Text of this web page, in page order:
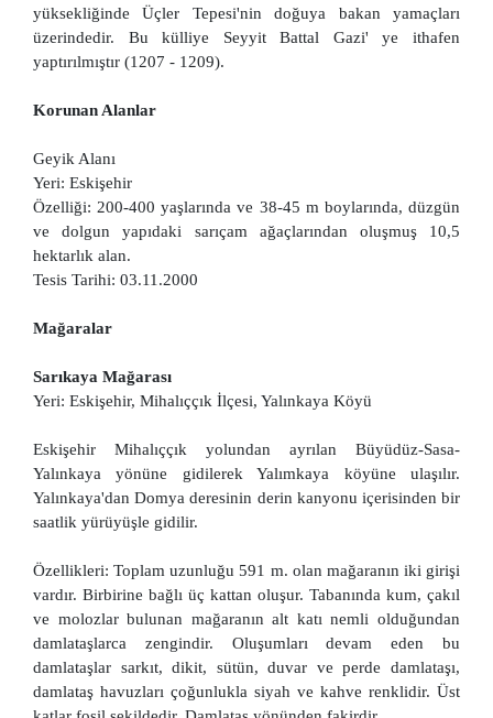
yüksekliğinde Üçler Tepesi'nin doğuya bakan yamaçları
üzerindedir. Bu külliye Seyyit Battal Gazi' ye ithafen
yaptırılmıştır (1207 - 1209).
Korunan Alanlar
Geyik Alanı
Yeri: Eskişehir
Özelliği: 200-400 yaşlarında ve 38-45 m boylarında, düzgün
ve dolgun yapıdaki sarıçam ağaçlarından oluşmuş 10,5
hektarlık alan.
Tesis Tarihi: 03.11.2000
Mağaralar
Sarıkaya Mağarası
Yeri: Eskişehir, Mihalıççık İlçesi, Yalınkaya Köyü
Eskişehir Mihalıççık yolundan ayrılan Büyüdüz-Sasa-
Yalınkaya yönüne gidilerek Yalımkaya köyüne ulaşılır.
Yalınkaya'dan Domya deresinin derin kanyonu içerisinden bir
saatlik yürüyüşle gidilir.
Özellikleri: Toplam uzunluğu 591 m. olan mağaranın iki girişi
vardır. Birbirine bağlı üç kattan oluşur. Tabanında kum, çakıl
ve molozlar bulunan mağaranın alt katı nemli olduğundan
damlataşlarca zengindir. Oluşumları devam eden bu
damlataşlar sarkıt, dikit, sütün, duvar ve perde damlataşı,
damlataş havuzları çoğunlukla siyah ve kahve renklidir. Üst